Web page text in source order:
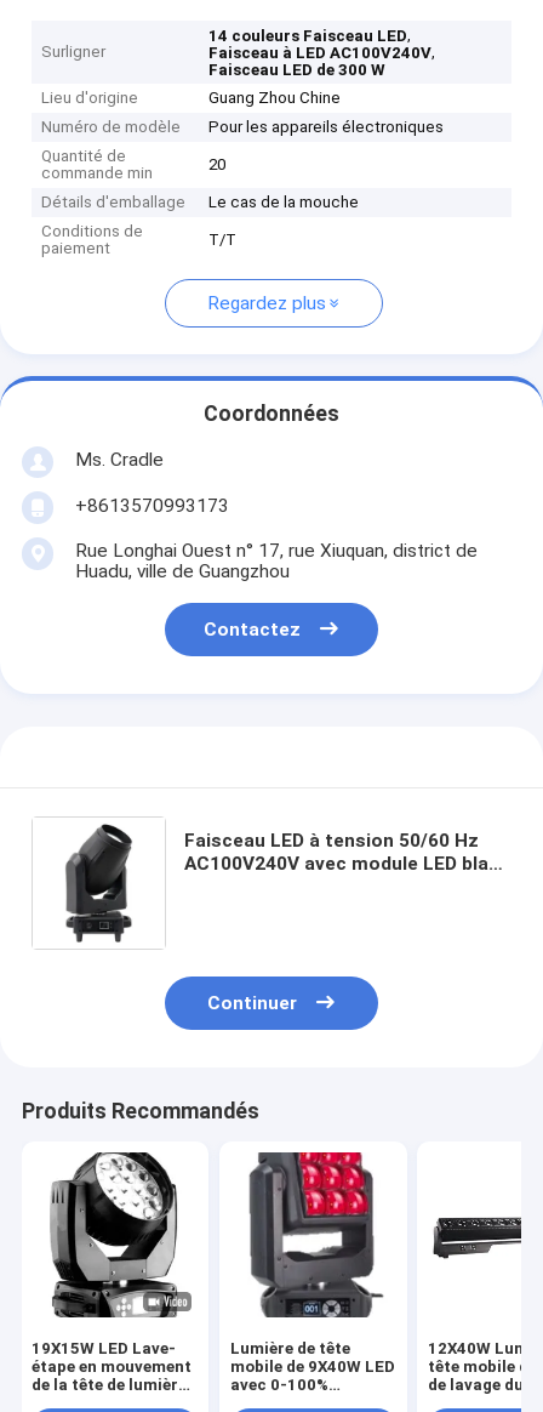
Surligner
14 couleurs Faisceau LED,
Faisceau à LED AC100V240V,
Faisceau LED de 300 W
Lieu d'origine
Guang Zhou Chine
Numéro de modèle
Pour les appareils électroniques
Quantité de
commande min
20
Détails d'emballage
Le cas de la mouche
Conditions de
paiement
T/T
Regardez plus
Coordonnées
Ms. Cradle
+8613570993173
Rue Longhai Ouest n° 17, rue Xiuquan, district de
Huadu, ville de Guangzhou
Contactez
Faisceau LED à tension 50/60 Hz
AC100V240V avec module LED blanc
Continuer
Produits Recommandés
19X15W LED Lave-
étape en mouvement
de la tête de lumière
Lumière de tête
mobile de 9X40W LED
avec 0-100%
12X40W
tête mobile de
de lavage du